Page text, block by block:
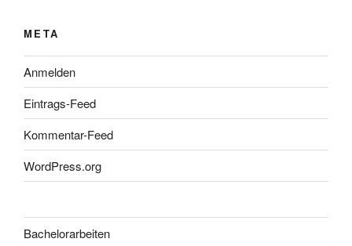
META
Anmelden
Eintrags-Feed
Kommentar-Feed
WordPress.org
Bachelorarbeiten